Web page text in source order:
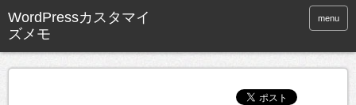
WordPressカスタマイ
ズメモ
menu